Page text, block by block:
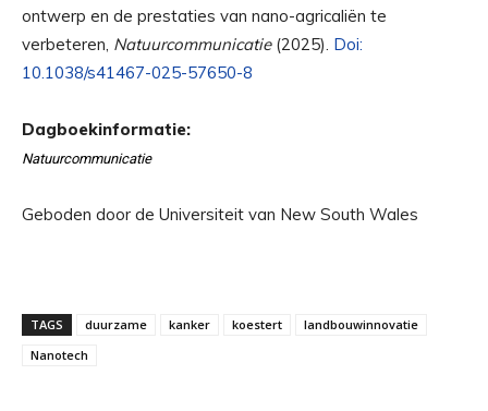
ontwerp en de prestaties van nano-agricaliën te
verbeteren, Natuurcommunicatie(2025). Doi:
10.1038/s41467-025-57650-8
Dagboekinformatie:
Natuurcommunicatie
Geboden door de Universiteit van New South Wales
TAGS duurzame kanker koestert
landbouwinnovatie
Nanotech